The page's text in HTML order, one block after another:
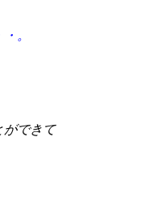
。
ができて